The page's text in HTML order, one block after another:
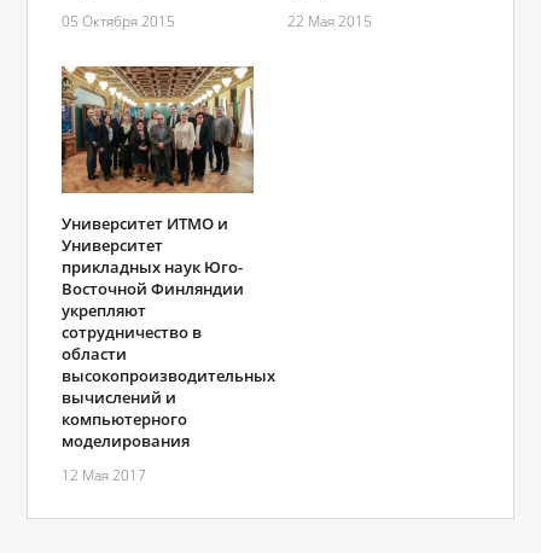
05 Октября 2015 22 Мая 2015
Университет ИТМО и
Университет
прикладных наук Юго-
Восточной Финляндии
укрепляют
сотрудничество в
области
высокопроизводительных
вычислений и
компьютерного
моделирования
12 Мая 2017